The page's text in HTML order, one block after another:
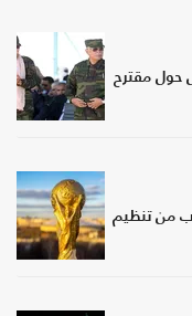
حول مقترح
من تنظيم